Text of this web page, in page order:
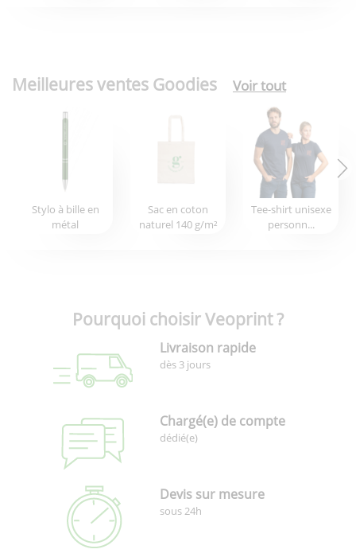
Meilleures ventes Goodies Voir tout
Stylo à bille en
métal
Sac en coton
naturel 140 g/m²
Tee-shirt unisexe
personn...
Pourquoi choisir Veoprint ?
Livraison rapide
dès 3 jours
Chargé(e) de compte
dédié(e)
Devis sur mesure
sous 24h